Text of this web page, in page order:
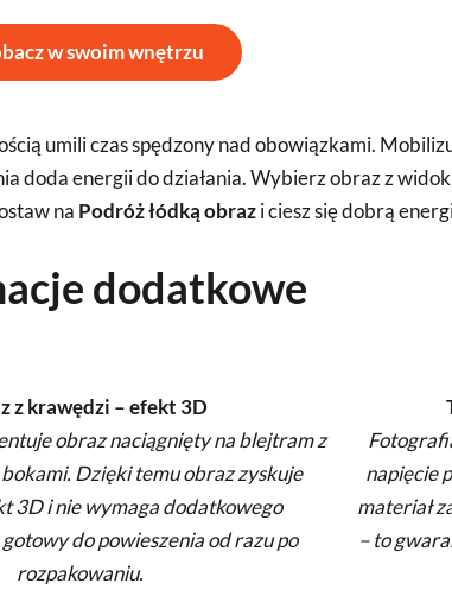
w swoim wnętrzu
umili czas spędzony nad obowiązkami.
doda energii do działania. Wybierz obraz z
na Podróż łódką obrazi ciesz się dobrą
dodatkowe
z krawędzi – efekt 3D
obraz naciągnięty na blejtram z
Dzięki temu obraz zyskuje
3D i nie wymaga dodatkowego
do powieszenia od razu po
rozpakowaniu.
napięcie
materiał
– to